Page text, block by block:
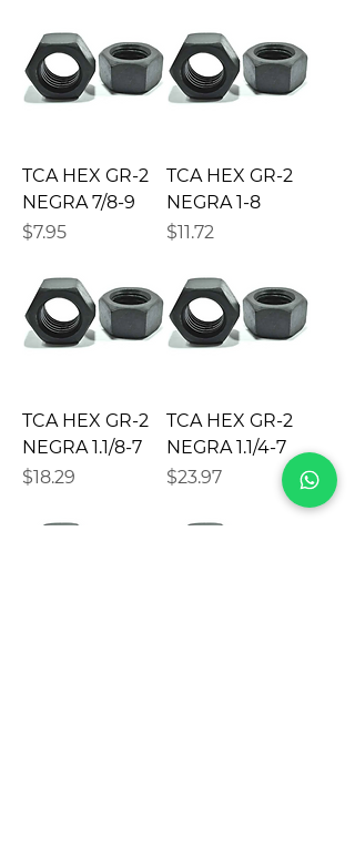
TCA HEX GR-2
NEGRA 7/8-9
Precio
$7.95
TCA HEX GR-2
NEGRA 1-8
Precio
$11.72
TCA HEX GR-2
NEGRA 1.1/8-7
Precio
$18.29
TCA HEX GR-2
NEGRA 1.1/4-7
Precio
$23.97